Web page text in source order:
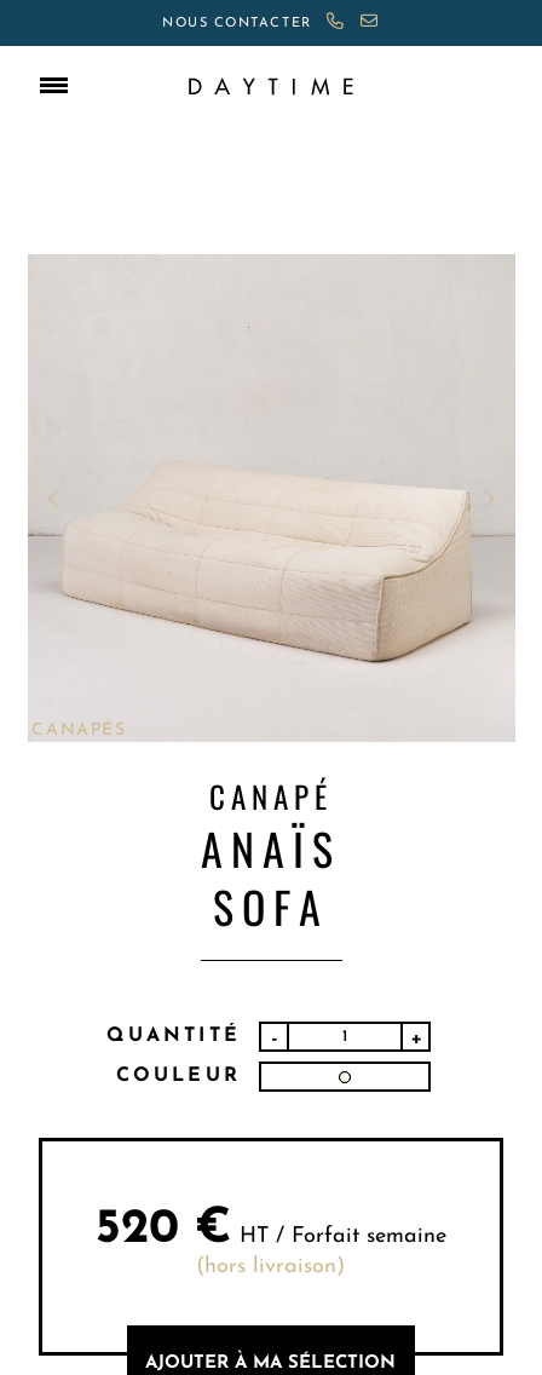
NOUS CONTACTER
CANAPÉS
CANAPÉ
ANAÏS
SOFA
QUANTITÉ - +
COULEUR
520 € HT / Forfait semaine
(hors livraison)
AJOUTER À MA SÉLECTION